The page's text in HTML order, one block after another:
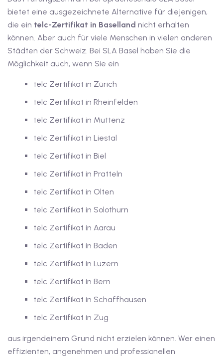
mit Gutschein
mit
den fide-Test
bietet eine ausgezeichnete Alternative für diejenigen,
die ein telc-Zertifikat in Baselland nicht erhalten
können. Aber auch für viele Menschen in vielen anderen
Städten der Schweiz. Bei SLA Basel haben Sie die
Möglichkeit auch, wenn Sie ein
telc Zertifikat in Zürich
telc Zertifikat in Rheinfelden
telc Zertifikat in Muttenz
telc Zertifikat in Liestal
telc Zertifikat in Biel
telc Zertifikat in Pratteln
telc Zertifikat in Olten
telc Zertifikat in Solothurn
telc Zertifikat in Aarau
telc Zertifikat in Baden
telc Zertifikat in Luzern
telc Zertifikat in Bern
telc Zertifikat in Schaffhausen
telc Zertifikat in Zug
aus irgendeinem Grund nicht erzielen können. Wer einen
effizienten, angenehmen und professionellen